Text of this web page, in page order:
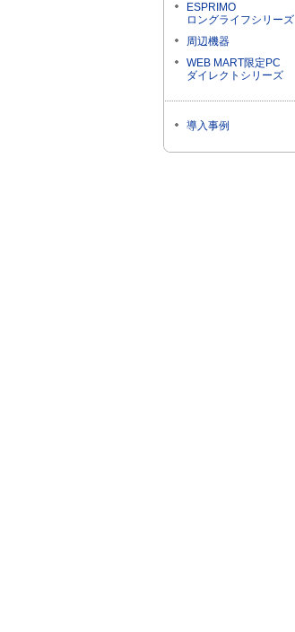
ESPRIMO
ロングライフシリーズ
周辺機器
WEB MART限定PC
ダイレクトシリーズ
導入事例